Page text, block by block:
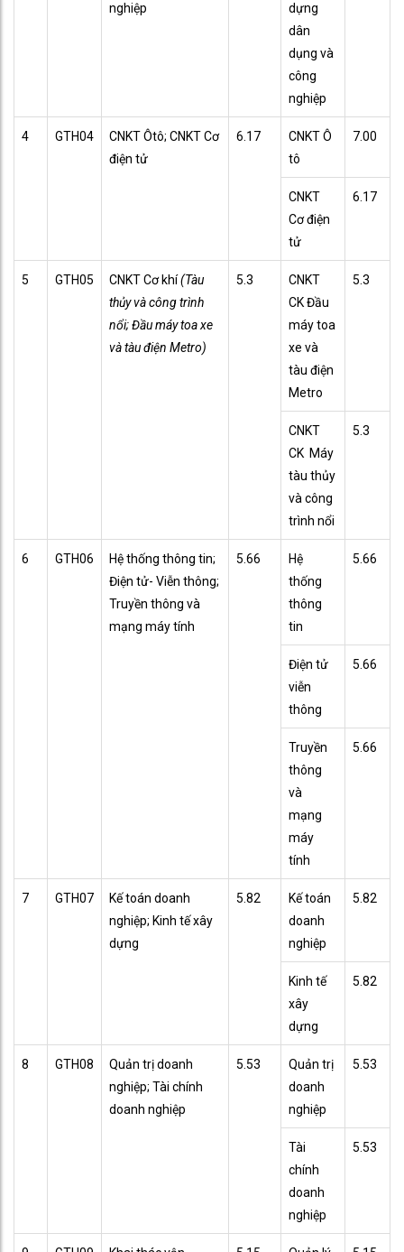
nghiệp
dựng
dân
dụng và
công
nghiệp
4 GTH04
CNKT Ôtô; CNKT Cơ
điện tử
6.17
CNKT Ô
tô
7.00
CNKT
Cơ điện
tử
6.17
5 GTH05 CNKT Cơ khí(Tàu
thủy và công trình
nổi; Đầu máy toa xe
và tàu điện Metro)
5.3
CNKT
CK Đầu
máy toa
xe và
tàu điện
Metro
5.3
CNKT
CK Máy
tàu thủy
và công
trình nổi
5.3
6 GTH06
Hệ thống thông tin;
Điện tử- Viễn thông;
Truyền thông và
mạng máy tính
5.66
Hệ
thống
thông
tin
5.66
Điện tử
viễn
thông
5.66
Truyền
thông
và
mạng
máy
tính
5.66
7 GTH07
Kế toán doanh
nghiệp; Kinh tế xây
dựng
5.82
Kế toán
doanh
nghiệp
5.82
Kinh tế
xây
dựng
5.82
8 GTH08
Quản trị doanh
nghiệp; Tài chính
doanh nghiệp
5.53
Quản trị
doanh
nghiệp
5.53
Tài
chính
doanh
nghiệp
5.53